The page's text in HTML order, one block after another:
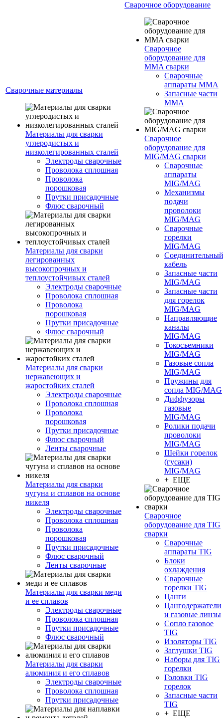
Сварочные материалы
Материалы для сварки
углеродистых и
низколегированных сталей
Электроды сварочные
Проволока сплошная
Проволока
порошковая
Прутки присадочные
Флюс сварочный
Материалы для сварки
легированных
высокопрочных и
теплоустойчивых сталей
Электроды сварочные
Проволока сплошная
Проволока
порошковая
Прутки присадочные
Флюс сварочный
Материалы для сварки
нержавеющих и
жаростойких сталей
Электроды сварочные
Проволока сплошная
Проволока
порошковая
Прутки присадочные
Флюс сварочный
Ленты сварочные
Материалы для сварки
чугуна и сплавов на основе
никеля
Электроды сварочные
Проволока сплошная
Проволока
порошковая
Прутки присадочные
Флюс сварочный
Ленты сварочные
Материалы для сварки меди
и ее сплавов
Электроды сварочные
Проволока сплошная
Прутки присадочные
Флюс сварочный
Материалы для сварки
алюминия и его сплавов
Электроды сварочные
Проволока сплошная
Прутки присадочные
Сварочное оборудование
Сварочное
оборудование для
MMA сварки
Сварочные
аппараты MMA
Запасные части
MMA
Сварочное
оборудование для
MIG/MAG сварки
Сварочные
аппараты
MIG/MAG
Механизмы
подачи
проволоки
MIG/MAG
Сварочные
горелки
MIG/MAG
Соединительный
кабель
Запасные части
MIG/MAG
Запасные части
для горелок
MIG/MAG
Направляющие
каналы
MIG/MAG
Токосъемники
MIG/MAG
Газовые сопла
MIG/MAG
Пружины для
сопла MIG/MAG
Диффузоры
газовые
MIG/MAG
Ролики подачи
проволоки
MIG/MAG
Шейки горелок
(гусаки)
MIG/MAG
+ ЕЩЕ
Сварочное
оборудование для TIG
сварки
Сварочные
аппараты TIG
Блоки
охлаждения
Сварочные
горелки TIG
Цанги
Цангодержатели
и газовые линзы
Сопло газовое
TIG
Изоляторы TIG
Заглушки TIG
Наборы для TIG
горелки
Головки TIG
горелок
Запасные части
TIG
+ ЕЩЕ